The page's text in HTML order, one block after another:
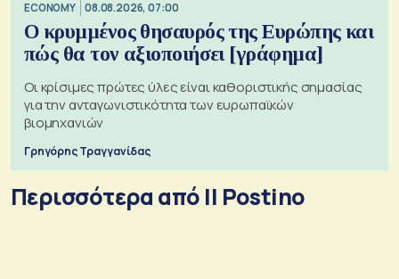
ECONOMY 08.08.2026, 07:00
Ο κρυμμένος θησαυρός της Ευρώπης και
πώς θα τον αξιοποιήσει [γράφημα]
Οι κρίσιμες πρώτες ύλες είναι καθοριστικής σημασίας
για την ανταγωνιστικότητα των ευρωπαϊκών
βιομηχανιών
Γρηγόρης Τραγγανίδας
Περισσότερα από Il Postino